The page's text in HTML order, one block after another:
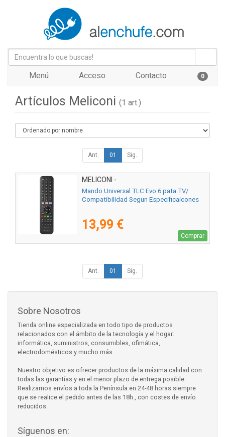
Menú Acceso Contacto 0
Artículos Meliconi (1 art.)
Ant. 01 Sig.
MELICONI -
Mando Universal TLC Evo 6 pata TV/
Compatibilidad Segun Especificaicones
13,99 €
Comprar
Ant. 01 Sig.
Sobre Nosotros
Tienda online especializada en todo tipo de productos
relacionados con el ámbito de la tecnología y el hogar:
informática, suministros, consumibles, ofimática,
electrodomésticos y mucho más.
Nuestro objetivo es ofrecer productos de la máxima calidad con
todas las garantías y en el menor plazo de entrega posible.
Realizamos envíos a toda la Península en 24-48 horas siempre
que se realice el pedido antes de las 18h., con costes de envío
reducidos.
Síguenos en: